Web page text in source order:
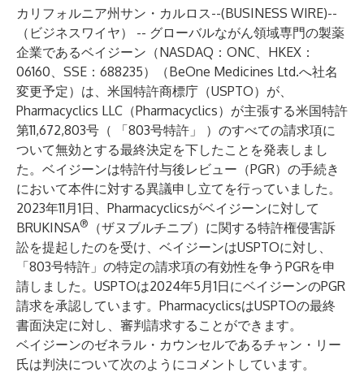
カリフォルニア州サン・カルロス--(BUSINESS WIRE)--
（ビジネスワイヤ） -- グローバルながん領域専門の製薬
企業であるベイジーン （NASDAQ：ONC、HKEX：
06160、SSE：688235）（BeOne Medicines Ltd.へ社名
変更予定）は、米国特許商標庁（USPTO）が、
Pharmacyclics LLC（Pharmacyclics）が主張する米国特許
第11,672,803号（ 「803号特許」 ）のすべての請求項に
ついて無効とする最終決定を下したことを発表しまし
た。ベイジーンは特許付与後レビュー（PGR）の手続き
において本件に対する異議申し立てを行っていました。
2023年11月1日、Pharmacyclicsがベイジーンに対して
BRUKINSA®
（ザヌブルチニブ）に関する特許権侵害訴
訟を提起したのを受け、ベイジーンはUSPTOに対し、
「803号特許」の特定の請求項の有効性を争うPGRを申
請しました。USPTOは2024年5月1日にベイジーンのPGR
請求を承認しています。PharmacyclicsはUSPTOの最終
書面決定に対し、審判請求することができます。
ベイジーンのゼネラル・カウンセルであるチャン・リー
氏は判決について次のようにコメントしています。